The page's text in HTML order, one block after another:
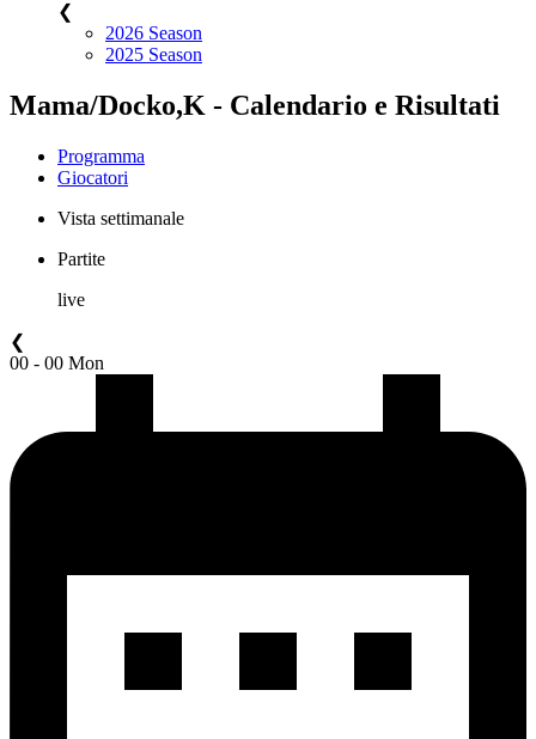
❮
2026 Season
2025 Season
Mama/Docko,K - Calendario e Risultati
Programma
Giocatori
Vista settimanale
Partite
live
❮
00 - 00 Mon